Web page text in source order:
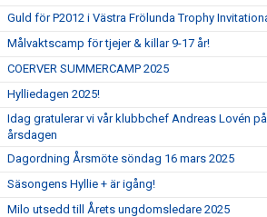
Guld för P2012 i Västra Frölunda Trophy
Målvaktscamp för tjejer & killar 9-17 år!
COERVER SUMMERCAMP 2025
Hylliedagen 2025!
Idag gratulerar vi vår klubbchef Andreas Lovén
årsdagen
Dagordning Årsmöte söndag 16 mars 2025
Säsongens Hyllie + är igång!
Milo utsedd till Årets ungdomsledare 2025